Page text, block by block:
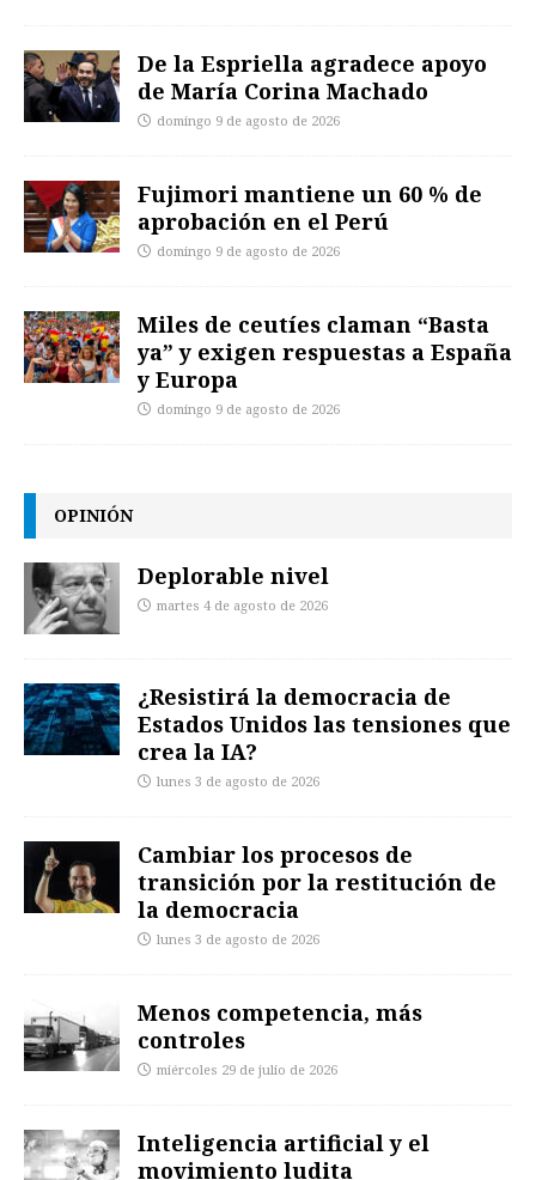
De la Espriella agradece apoyo
de María Corina Machado
domingo 9 de agosto de 2026
Fujimori mantiene un 60 % de
aprobación en el Perú
domingo 9 de agosto de 2026
Miles de ceutíes claman “Basta
ya” y exigen respuestas a España
y Europa
domingo 9 de agosto de 2026
OPINIÓN
Deplorable nivel
martes 4 de agosto de 2026
¿Resistirá la democracia de
Estados Unidos las tensiones que
crea la IA?
lunes 3 de agosto de 2026
Cambiar los procesos de
transición por la restitución de
la democracia
lunes 3 de agosto de 2026
Menos competencia, más
controles
miércoles 29 de julio de 2026
Inteligencia artificial y el
movimiento ludita